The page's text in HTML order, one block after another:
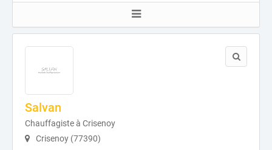
Salvan
Chauffagiste à Crisenoy
Crisenoy (77390)